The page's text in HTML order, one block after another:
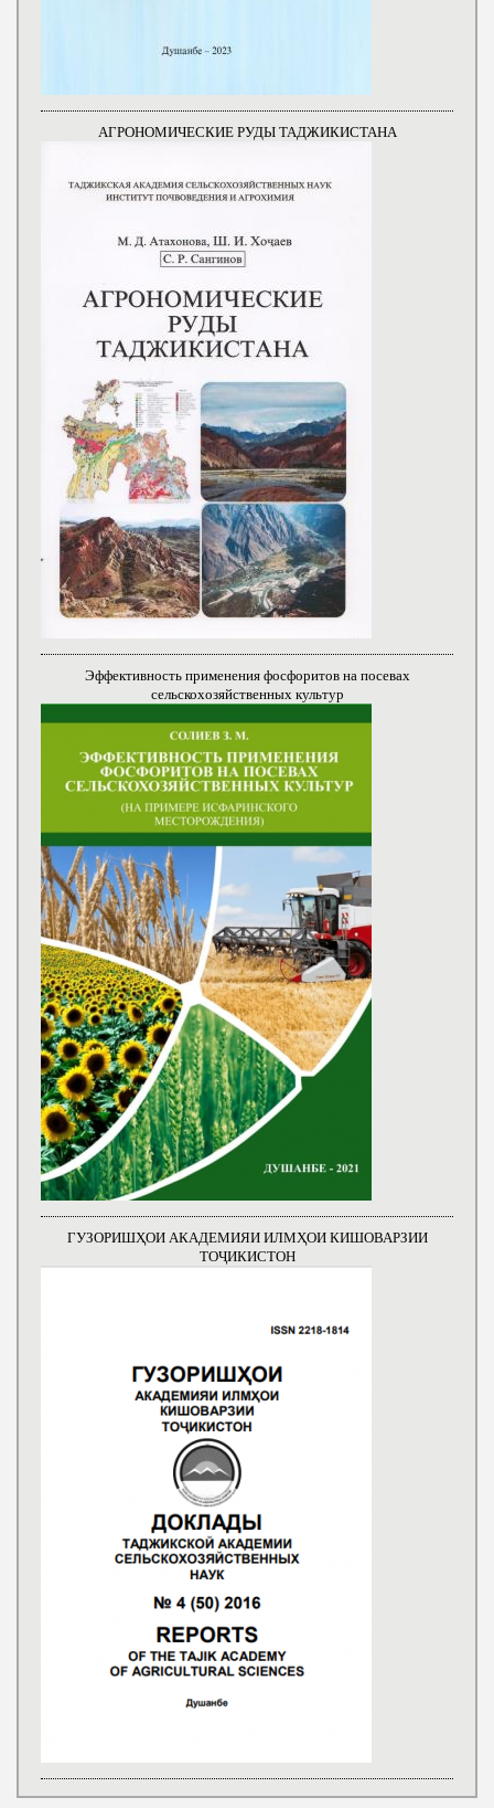
АГРОНОМИЧЕСКИЕ РУДЫ ТАДЖИКИСТАНА
Эффективность применения фосфоритов на посевах
сельскохозяйственных культур
ГУЗОРИШҲОИ АКАДЕМИЯИ ИЛМҲОИ КИШОВАРЗИИ
ТОҶИКИСТОН